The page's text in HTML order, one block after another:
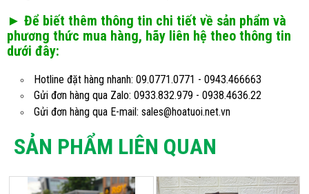
► Để biết thêm thông tin chi tiết về sản phẩm và
phương thức mua hàng, hãy liên hệ theo thông tin
dưới đây:
Hotline đặt hàng nhanh: 09.0771.0771 - 0943.466663
Gửi đơn hàng qua Zalo: 0933.832.979 - 0938.4636.22
Gửi đơn hàng qua E-mail: sales@hoatuoi.net.vn
SẢN PHẨM LIÊN QUAN